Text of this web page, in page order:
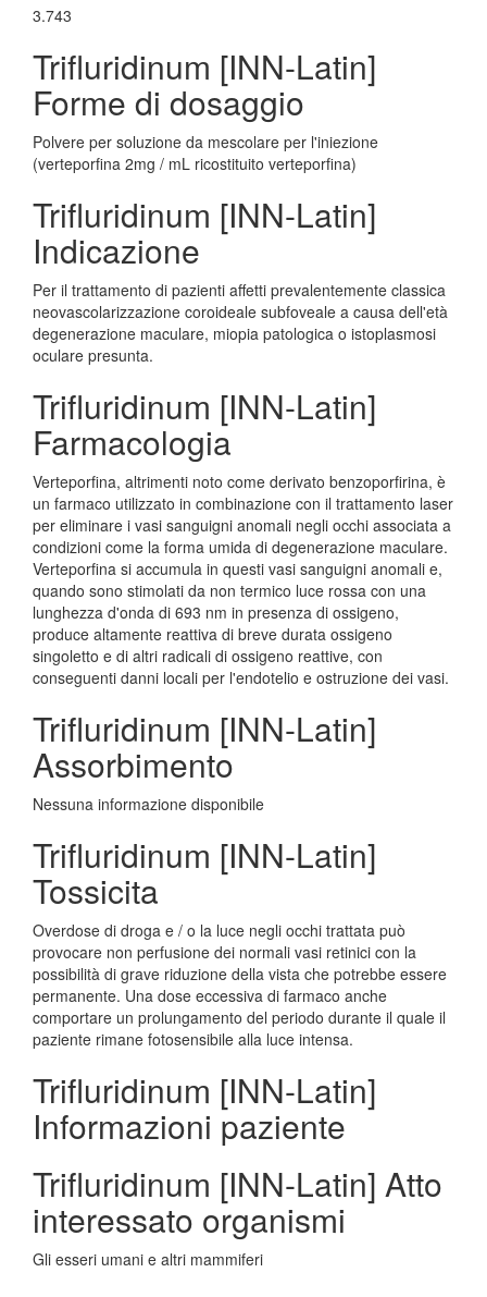
3.743
Trifluridinum [INN-Latin]
Forme di dosaggio
Polvere per soluzione da mescolare per l'iniezione
(verteporfina 2mg / mL ricostituito verteporfina)
Trifluridinum [INN-Latin]
Indicazione
Per il trattamento di pazienti affetti prevalentemente classica
neovascolarizzazione coroideale subfoveale a causa dell'età
degenerazione maculare, miopia patologica o istoplasmosi
oculare presunta.
Trifluridinum [INN-Latin]
Farmacologia
Verteporfina, altrimenti noto come derivato benzoporfirina, è
un farmaco utilizzato in combinazione con il trattamento laser
per eliminare i vasi sanguigni anomali negli occhi associata a
condizioni come la forma umida di degenerazione maculare.
Verteporfina si accumula in questi vasi sanguigni anomali e,
quando sono stimolati da non termico luce rossa con una
lunghezza d'onda di 693 nm in presenza di ossigeno,
produce altamente reattiva di breve durata ossigeno
singoletto e di altri radicali di ossigeno reattive, con
conseguenti danni locali per l'endotelio e ostruzione dei vasi.
Trifluridinum [INN-Latin]
Assorbimento
Nessuna informazione disponibile
Trifluridinum [INN-Latin]
Tossicita
Overdose di droga e / o la luce negli occhi trattata può
provocare non perfusione dei normali vasi retinici con la
possibilità di grave riduzione della vista che potrebbe essere
permanente. Una dose eccessiva di farmaco anche
comportare un prolungamento del periodo durante il quale il
paziente rimane fotosensibile alla luce intensa.
Trifluridinum [INN-Latin]
Informazioni paziente
Trifluridinum [INN-Latin] Atto
interessato organismi
Gli esseri umani e altri mammiferi